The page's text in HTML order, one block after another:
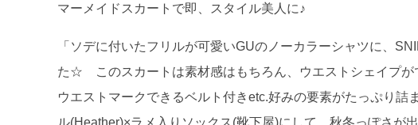
マーメイドスカートで即、スタイル美人に♪
「ソデに付いたフリルが可愛いGUのノーカラーシャツに、
た☆ このスカートは素材感はもちろん、ウエストシェイプが
ウエストマークできるベルト付きetc.好みの要素がたっぷり
ル(Heather)×ラメ入りソックス(靴下屋)にして、秋冬っぽさが